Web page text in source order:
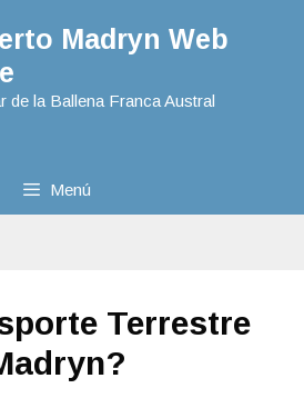
Madryn Web
de la Ballena Franca Austral
Menú
Terrestre